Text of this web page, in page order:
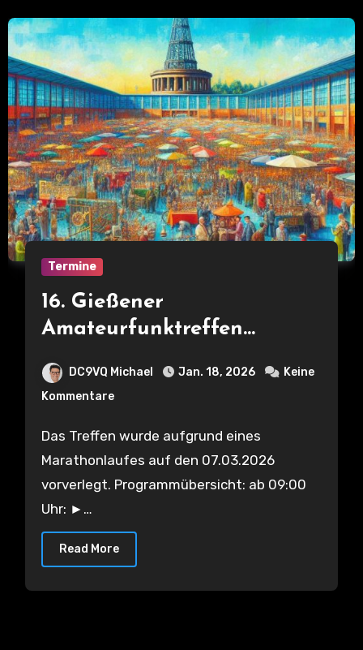
Termine
16. Gießener
Amateurfunktreffen
DC9VQ Michael Jan. 18, 2026
Keine
Kommentare
Das Treffen wurde aufgrund eines
Marathonlaufes auf den 07.03.2026
vorverlegt. Programmübersicht: ab 09:00
Uhr: ►…
Read More